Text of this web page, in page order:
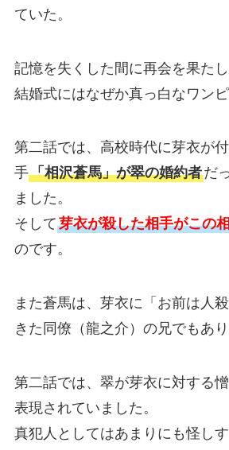
ていた。
記憶を失くした間に再会を果た
結婚式にはなぜか真っ白なワンピ
第二話では、高校時代に芽衣が
手「相沢蒼馬」が翠の婚約者だ
ました。
そして芽衣が殺した相手がこの
のです。
また蒼馬は、芽衣に「お前は人
きた同僚（龍之介）の兄でもあり
第二話では、翠が芽衣に対する
表現されていました。
真犯人としてはあまりにも怪し